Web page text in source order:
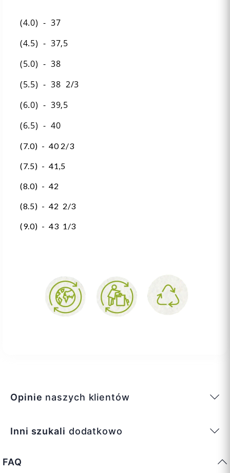
(4.0) - 37
(4.5) - 37,5
(5.0) - 38
(5.5) - 38 2/3
(6.0) - 39,5
(6.5) - 40
(7.0) - 40 2/3
(7.5) - 41,5
(8.0) - 42
(8.5) - 42 2/3
(9.0) - 43 1/3
Opinie naszych klientów
Inni szukali dodatkowo
FAQ